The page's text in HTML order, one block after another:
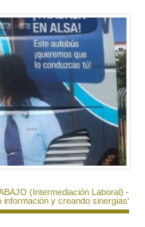
(Intermediación Laboral) -
información y creando sinergias'